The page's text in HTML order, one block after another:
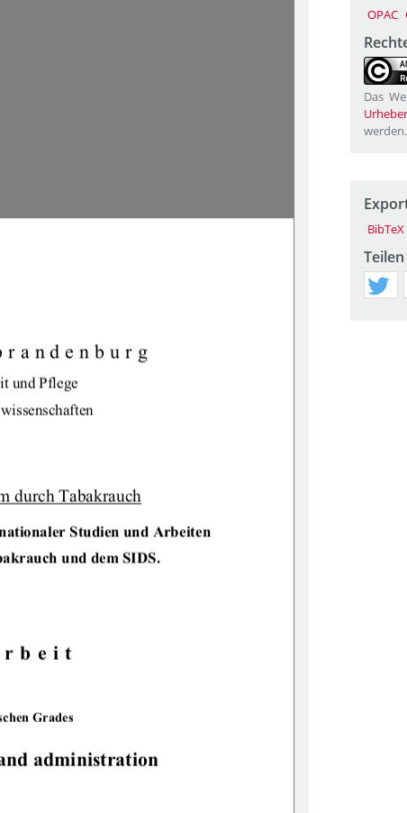
und Pflege
durch Tabakrauch
Studien und Arbeiten
und dem SIDS.
Grades
administration
OPAC
Das
werden.
BibTeX
Teilen